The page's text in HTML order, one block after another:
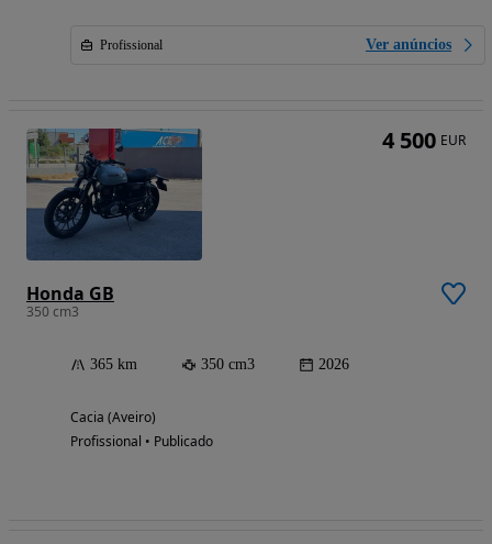
Profissional Ver anúncios
Honda GB
350 cm3
365 km 350 cm3 2026
Cacia (Aveiro)
Profissional • Publicado
4 500 EUR